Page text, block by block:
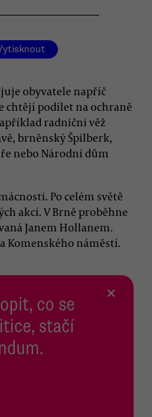
obyvatele napříč
chtějí podílet na ochraně
radniční věž
brněnský Špilberk,
nebo Národní dům
Po celém světě
akcí. V Brně proběhne
Janem Hollanem.
Komenského náměstí.
co se
stačí
×